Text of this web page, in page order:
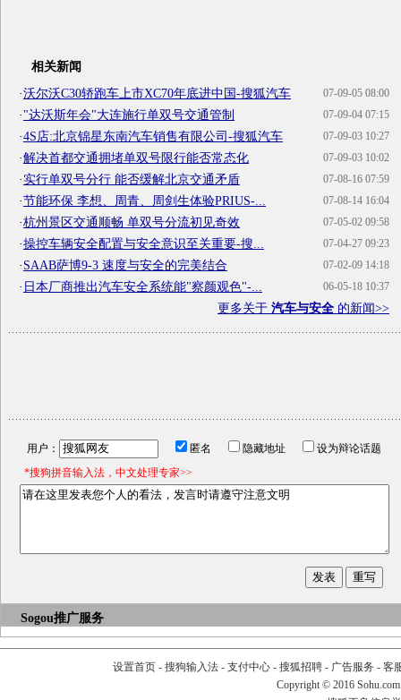
相关新闻
07-09-05 08:00
·沃尔沃C30轿跑车上市XC70年底进中国-搜狐汽车
07-09-04 07:15
·"达沃斯年会"大连施行单双号交通管制
07-09-03 10:27
·4S店:北京锦星东南汽车销售有限公司-搜狐汽车
07-09-03 10:02
·解决首都交通拥堵单双号限行能否常态化
07-08-16 07:59
·实行单双号分行 能否缓解北京交通矛盾
07-08-14 16:04
·节能环保 李想、周青、周剑生体验PRIUS-...
07-05-02 09:58
·杭州景区交通顺畅 单双号分流初见奇效
07-04-27 09:23
·操控车辆安全配置与安全意识至关重要-搜...
07-02-09 14:18
·SAAB萨博9-3 速度与安全的完美结合
06-05-18 10:37
· 日本厂商推出汽车安全系统能"察颜观色"-...
更多关于 汽车与安全 的新闻>>
用户： 匿名 隐藏地址
设为辩论话题
*搜狗拼音输入法，中文处理专家>>
Sogou推广服务
设置首页- 搜狗输入法- 支付中心- 搜狐招聘- 广告服务 - 客
Copyright © 2016